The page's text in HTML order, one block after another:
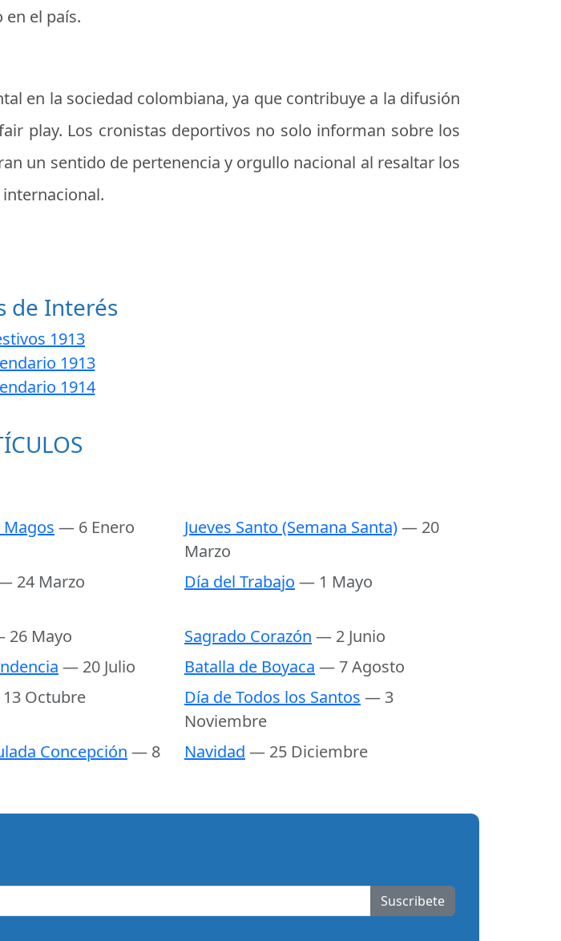
el país.
en la sociedad colombiana, ya que contribuye a la difusión
play. Los cronistas deportivos no solo informan sobre los
un sentido de pertenencia y orgullo nacional al resaltar los
de Interés
1913
1913
1914
Magos — 6 Enero Jueves Santo (Semana Santa)— 20
Marzo
24 Marzo Día del Trabajo — 1 Mayo
26 Mayo Sagrado Corazón — 2 Junio
— 20 Julio Batalla de Boyaca — 7 Agosto
Octubre Día de Todos los Santos — 3
Noviembre
Concepción — 8
Navidad — 25 Diciembre
Suscribete